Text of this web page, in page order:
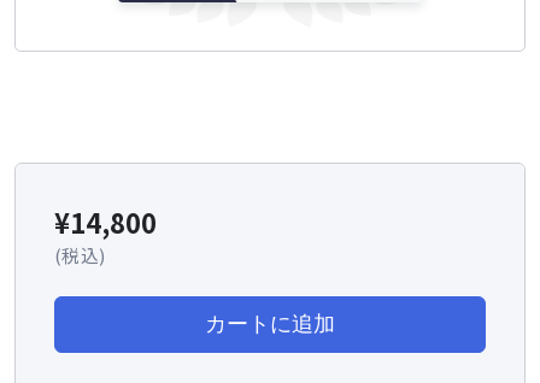
¥14,800
(税込)
カートに追加